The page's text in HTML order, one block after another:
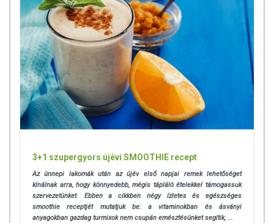
3+1 szupergyors újévi SMOOTHIE recept
Az ünnepi lakomák után az újév első napjai remek lehetőséget
kínálnak arra, hogy könnyedebb, mégis tápláló ételekkel támogassuk
szervezetünket. Ebben a cikkben négy ízletes és egészséges
smoothie receptjét mutatjuk be: a vitaminokban és ásványi
anyagokban gazdag turmixok nem csupán emésztésünket segítik, ...